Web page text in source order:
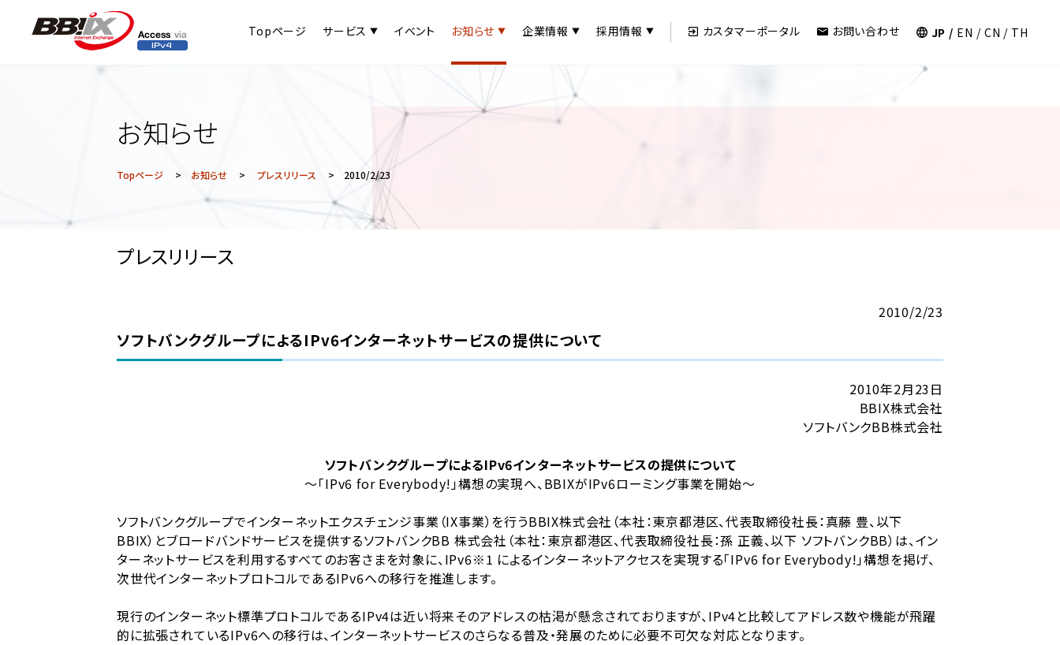
Topページ サービス イベント お知らせ 企業情報 採用情報 カスタマーポータル お問い合わせ JP EN CN TH
お知らせ
Topページ > お知らせ > プレスリリース > 2010/2/23
プレスリリース
2010/2/23
ソフトバンクグループによるIPv6インターネットサービスの提供について
2010年2月23日
BBIX株式会社
ソフトバンクBB株式会社
ソフトバンクグループによるIPv6インターネットサービスの提供について
～「IPv6 for Everybody!」構想の実現へ、BBIXがIPv6ローミング事業を開始～
ソフトバンクグループでインターネットエクスチェンジ事業（IX事業）を行うBBIX株式会社（本社：東京都港区、代表取締役社長：真藤 豊、以下
BBIX）とブロードバンドサービスを提供するソフトバンクBB 株式会社（本社：東京都港区、代表取締役社長：孫 正義、以下 ソフトバンクBB）は、イン
ターネットサービスを利用するすべてのお客さまを対象に、IPv6※1 によるインターネットアクセスを実現する「IPv6 for Everybody!」構想を掲げ、
次世代インターネットプロトコルであるIPv6への移行を推進します。
現行のインターネット標準プロトコルであるIPv4は近い将来そのアドレスの枯渇が懸念されておりますが、IPv4と比較してアドレス数や機能が飛躍
的に拡張されているIPv6への移行は、インターネットサービスのさらなる普及・発展のために必要不可欠な対応となります。